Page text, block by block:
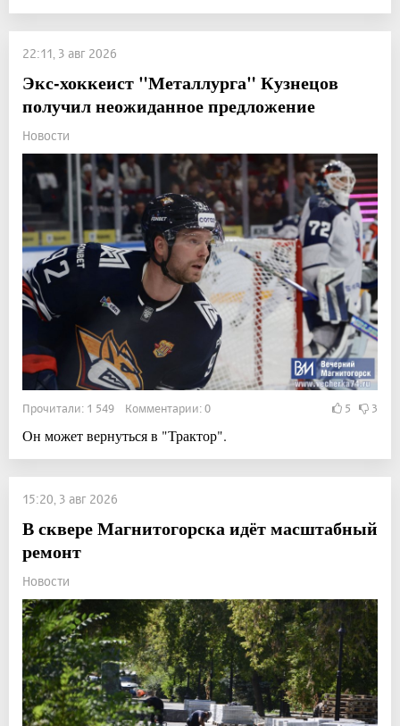
22:11, 3 авг 2026
Экс-хоккеист "Металлурга" Кузнецов
получил неожиданное предложение
Новости
Прочитали: 1 549 Комментарии: 0 5 3
Он может вернуться в "Трактор".
15:20, 3 авг 2026
В сквере Магнитогорска идёт масштабный
ремонт
Новости